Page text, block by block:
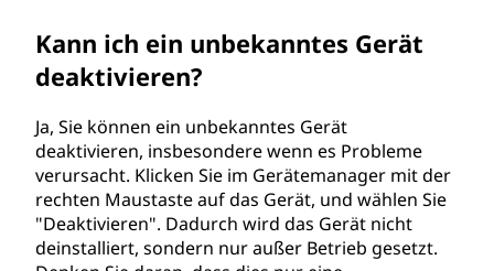
Kann ich ein unbekanntes Gerät
deaktivieren?
Ja, Sie können ein unbekanntes Gerät
deaktivieren, insbesondere wenn es Probleme
verursacht. Klicken Sie im Gerätemanager mit der
rechten Maustaste auf das Gerät, und wählen Sie
"Deaktivieren". Dadurch wird das Gerät nicht
deinstalliert, sondern nur außer Betrieb gesetzt.